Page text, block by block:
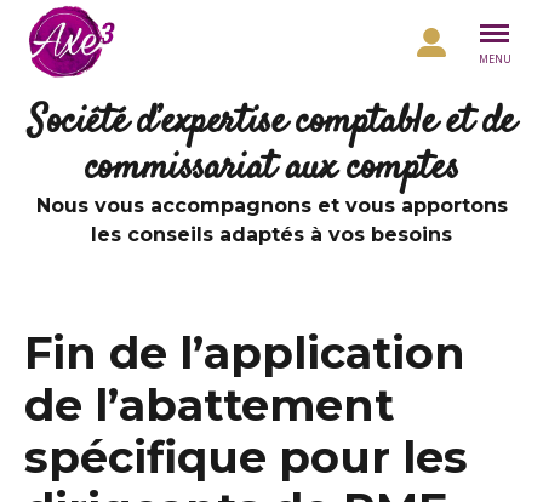
Aller au contenu
MENU
Société d’expertise comptable et de
commissariat aux comptes
Nous vous accompagnons et vous apportons
les conseils adaptés à vos besoins
Fin de l’application
de l’abattement
spécifique pour les